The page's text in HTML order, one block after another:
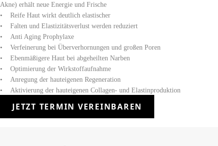
Akne) erhält neue Energie und Frische
• Reife Haut wirkt deutlich elastischer
• Falten und Elastizitätsverlust werden reduziert
• Anti Aging Prophylaxe
• Verfeinerung bei Überverhornungen und großen Poren
• Ebenmäßigere Haut bei abgeheilten Narben
• Optimierung der Wirkstoffaufnahme
• Anregung der hauteigenen Regeneration
• Aktivierung der hauteigenen Collagen- und Elastinproduktion
JETZT TERMIN VEREINBAREN